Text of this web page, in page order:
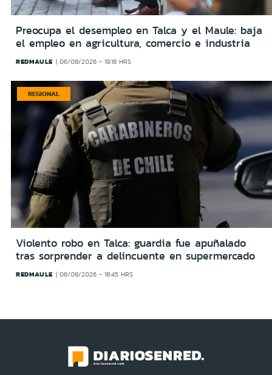
Preocupa el desempleo en Talca y el Maule: baja
el empleo en agricultura, comercio e industria
REDMAULE 06/08/2026 - 19:18 HRS
REGIONAL
Violento robo en Talca: guardia fue apuñalado
tras sorprender a delincuente en supermercado
REDMAULE 06/08/2026 - 18:45 HRS